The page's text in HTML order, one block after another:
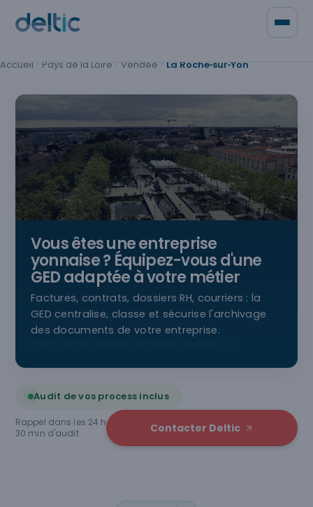
Qui sommes-nous
Accueil Pays de la Loire Vendée La Roche‑sur‑Yon
Vous êtes une entreprise
yonnaise? Équipez-vous d'une
GED adaptée à votre métier
Factures, contrats, dossiers RH, courriers : la
GED centralise, classe et sécurise l'archivage
des documents de votre entreprise.
Audit de vos process inclus
Rappel dans les 24 h
30 min d'audit
Contacter Deltic
Panneau de gestion des cookies